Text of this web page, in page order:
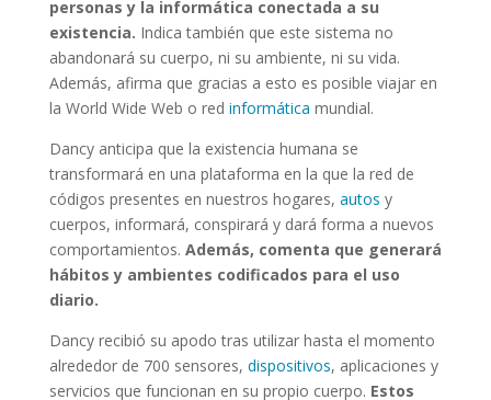
personas y la informática conectada a su
existencia. Indica también que este sistema no
abandonará su cuerpo, ni su ambiente, ni su vida.
Además, afirma que gracias a esto es posible viajar en
la World Wide Web o red informática mundial.
Dancy anticipa que la existencia humana se
transformará en una plataforma en la que la red de
códigos presentes en nuestros hogares, autos y
cuerpos, informará, conspirará y dará forma a nuevos
comportamientos. Además, comenta que generará
hábitos y ambientes codificados para el uso
diario.
Dancy recibió su apodo tras utilizar hasta el momento
alrededor de 700 sensores, dispositivos, aplicaciones y
servicios que funcionan en su propio cuerpo. Estos